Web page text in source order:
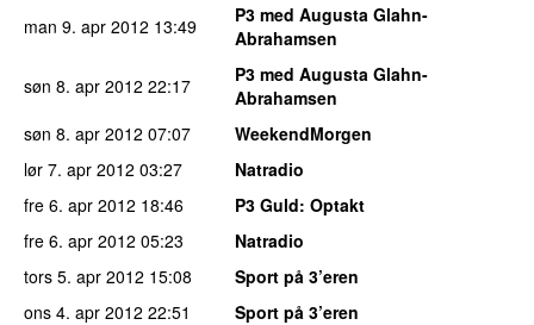
man 9. apr 2012 13:49
P3 med Augusta Glahn-
Abrahamsen
søn 8. apr 2012 22:17
P3 med Augusta Glahn-
Abrahamsen
søn 8. apr 2012 07:07
WeekendMorgen
lør 7. apr 2012 03:27
Natradio
fre 6. apr 2012 18:46 P3 Guld: Optakt
fre 6. apr 2012 05:23
Natradio
tors 5. apr 2012 15:08
Sport på 3’eren
ons 4. apr 2012 22:51
Sport på 3’eren